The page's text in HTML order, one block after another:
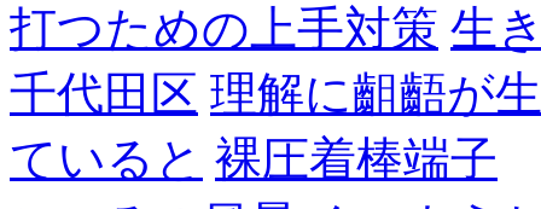
打つための上手対策 生
千代田区 理解に齟齬が
ていると 裸圧着棒端子